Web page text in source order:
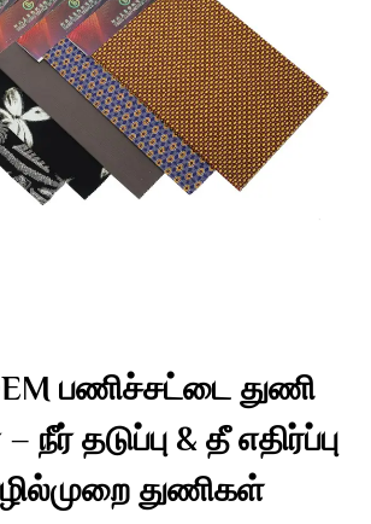
பணிச்சட்டை துணி
நீர் தடுப்பு & தீ எதிர்ப்பு
துணிகள்